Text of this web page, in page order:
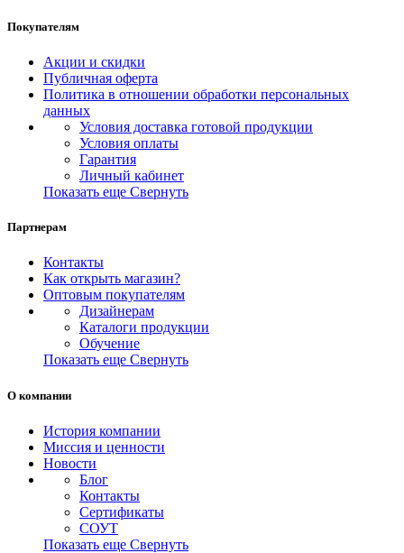
Покупателям
Акции и скидки
Публичная оферта
Политика в отношении обработки персональных
данных
Условия доставка готовой продукции
Условия оплаты
Гарантия
Личный кабинет
Показать еще Свернуть
Партнерам
Контакты
Как открыть магазин?
Оптовым покупателям
Дизайнерам
Каталоги продукции
Обучение
Показать еще Свернуть
О компании
История компании
Миссия и ценности
Новости
Блог
Контакты
Сертификаты
СОУТ
Показать еще Свернуть